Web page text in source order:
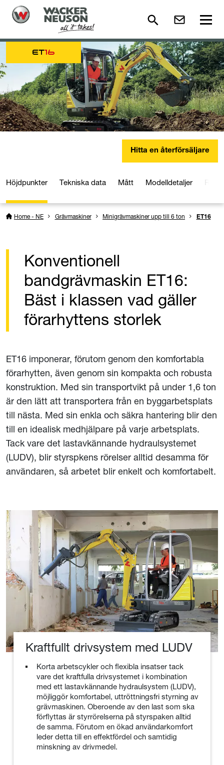
ET16
Hitta en återförsäljare
Höjdpunkter Tekniska data Mått Modelldetaljer
Home - NE Grävmaskiner Minigrävmaskiner upp till 6 ton ET16
Konventionell
bandgrävmaskin ET16:
Bäst i klassen vad gäller
förarhyttens storlek
ET16 imponerar, förutom genom den komfortabla
förarhytten, även genom sin kompakta och robusta
konstruktion. Med sin transportvikt på under 1,6 ton
är den lätt att transportera från en byggarbetsplats
till nästa. Med sin enkla och säkra hantering blir den
till en idealisk medhjälpare på varje arbetsplats.
Tack vare det lastavkännande hydraulsystemet
(LUDV), blir styrspkens rörelser alltid desamma för
användaren, så arbetet blir enkelt och komfortabelt.
Kraftfullt drivsystem med LUDV
Korta arbetscykler och flexibla insatser tack
vare det kraftfulla drivsystemet i kombination
med ett lastavkännande hydraulsystem (LUDV),
möjliggör komfortabel, uttröttningsfri styrning av
grävmaskinen. Oberoende av den last som ska
förflyttas är styrrörelserna på styrspaken alltid
de samma. Förutom en ökad användarkomfort
leder detta till en effektfördel och samtidig
minskning av drivmedel.